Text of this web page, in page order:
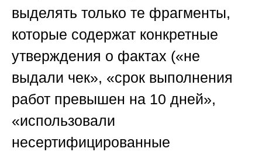
выделять только те фрагменты,
которые содержат конкретные
утверждения о фактах («не
выдали чек», «срок выполнения
работ превышен на 10 дней»,
«использовали
несертифицированные